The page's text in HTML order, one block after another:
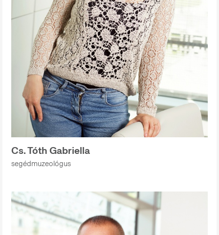
Cs. Tóth Gabriella
segédmuzeológus